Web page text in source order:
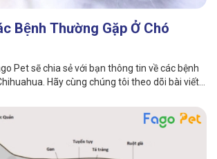
Thông tin về mèo
hàng Chính sách vận chuyển
hành Chính sách bảo mật
Chính sách đổi trả
Bệnh Thường Gặp Ở Chó
Pet sẽ chia sẻ với bạn thông tin về các bệnh
Hãy cùng chúng tôi theo dõi bài viết